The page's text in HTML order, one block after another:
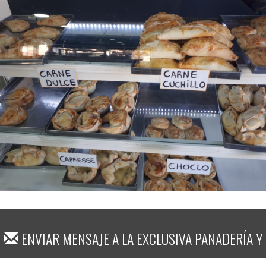
ENVIAR MENSAJE ALA EXCLUSIVA PANADERÍA Y